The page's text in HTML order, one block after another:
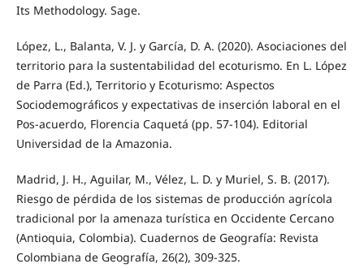
Its Methodology. Sage.
López, L., Balanta, V. J. y García, D. A. (2020). Asociaciones del
territorio para la sustentabilidad del ecoturismo. En L. López
de Parra (Ed.), Territorio y Ecoturismo: Aspectos
Sociodemográficos y expectativas de inserción laboral en el
Pos-acuerdo, Florencia Caquetá (pp. 57-104). Editorial
Universidad de la Amazonia.
Madrid, J. H., Aguilar, M., Vélez, L. D. y Muriel, S. B. (2017).
Riesgo de pérdida de los sistemas de producción agrícola
tradicional por la amenaza turística en Occidente Cercano
(Antioquia, Colombia). Cuadernos de Geografía: Revista
Colombiana de Geografía, 26(2), 309-325.